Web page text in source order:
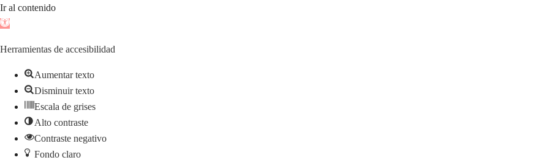
Ir al contenido
Abrir
de
herramientas
Herramientas de accesibilidad
Aumentar texto
Disminuir texto
Escala de grises
Alto contraste
Contraste negativo
Fondo claro